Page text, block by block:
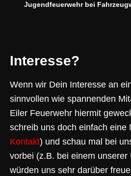
Jugendfeuerwehr bei
Interesse?
Wenn wir Dein Interesse an
sinnvollen wie spannenden
Eiler Feuerwehr hiermit
schreib uns doch einfach eine
Kontakt) und schau mal bei
vorbei (z.B. bei einem
würden uns sehr darüber